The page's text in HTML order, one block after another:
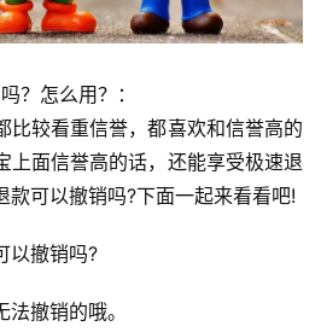
？怎么用？：
较看重信誉，都喜欢和信誉高的
上面信誉高的话，还能享受极速退
款可以撤销吗?下面一起来看看吧!
撤销吗?
撤销的哦。